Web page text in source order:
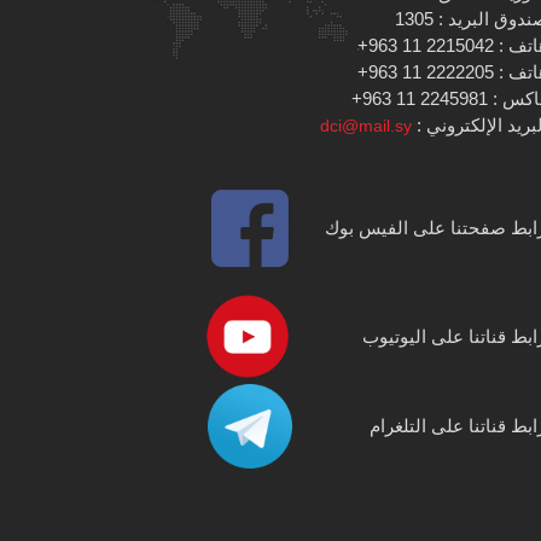
البريد : 1305
: 2215042 11 963+
: 2222205 11 963+
: 2245981 11 963+
الإلكتروني : dci@mail.sy
صفحتنا على الفيس بوك
قناتنا على اليوتيوب
قناتنا على التلغرام